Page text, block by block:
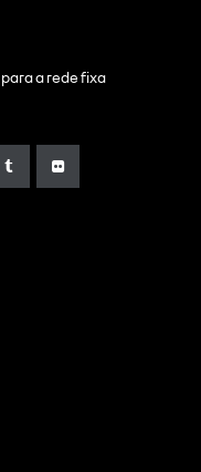
para a rede fixa